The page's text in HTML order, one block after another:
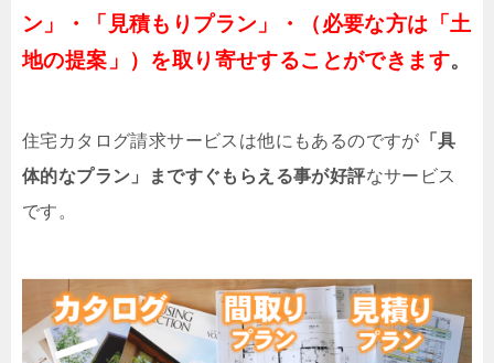
ン」・「見積もりプラン」・（必要な方は「土
地の提案」）を取り寄せすることができます。
住宅カタログ請求サービスは他にもあるのですが 「具
体的なプラン」まですぐもらえる事が好評なサービス
です。